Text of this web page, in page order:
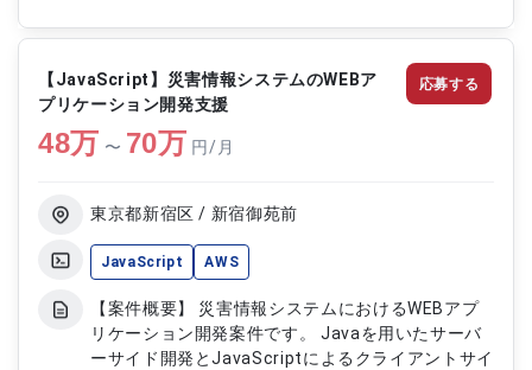
ジションです。 【作業内容】 ・融資査定システム
のカスタマイズ開発 ・JavaおよびSQLを用いた機
能開発およびテスト対応 ・Oracleデータベースを
用いたデータ操作および対応 ・既存機能の改修お
よび不具合修正 ・金融機関向けシステムの品質改
善対応
【JavaScript】災害情報システムのWEBア
プリケーション開発支援
48万 〜 70万 円/月
東京都新宿区 / 新宿御苑前
JavaScript AWS
【案件概要】 災害情報システムにおけるWEBアプ
リケーション開発案件です。 Javaを用いたサーバ
ーサイド開発とJavaScriptによるクライアントサイ
応募する